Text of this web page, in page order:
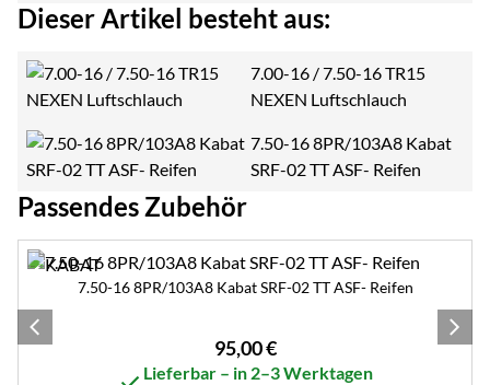
Dieser Artikel besteht aus:
7.00-16 / 7.50-16 TR15
NEXEN Luftschlauch
7.50-16 8PR/103A8 Kabat
SRF-02 TT ASF- Reifen
Passendes Zubehör
Zubehör überspringen
7.50-16 8PR/103A8 Kabat SRF-02 TT ASF- Reifen
95,00€
Lieferbar – in 2–3 Werktagen